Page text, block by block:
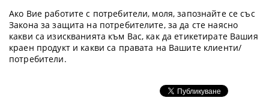
Ако Вие работите с потребители, моля, запознайте се със
Закона за защита на потребителите, за да сте наясно
какви са изискванията към Вас, как да етикетирате Вашия
краен продукт и какви са правата на Вашите клиенти/
потребители.